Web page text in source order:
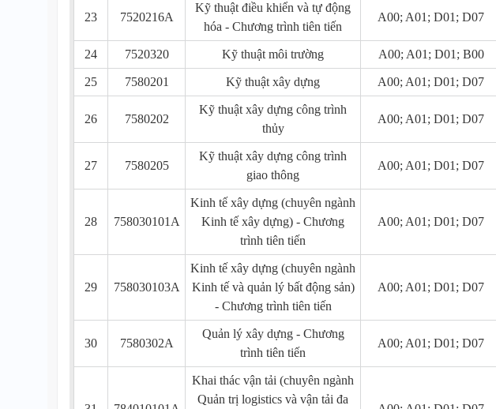
23 7520216A
Kỹ thuật điều khiển và tự động
hóa - Chương trình tiên tiến
A00; A01; D01; D07
24 7520320 Kỹ thuật môi trường A00; A01; D01; B00
25 7580201 Kỹ thuật xây dựng A00; A01; D01; D07
26 7580202
Kỹ thuật xây dựng công trình
thủy
A00; A01; D01; D07
27 7580205
Kỹ thuật xây dựng công trình
giao thông
A00; A01; D01; D07
28 758030101A
Kinh tế xây dựng (chuyên ngành
Kinh tế xây dựng) - Chương
trình tiên tiến
A00; A01; D01; D07
29 758030103A
Kinh tế xây dựng (chuyên ngành
Kinh tế và quản lý bất động sản)
- Chương trình tiên tiến
A00; A01; D01; D07
30 7580302A
Quản lý xây dựng - Chương
trình tiên tiến
A00; A01; D01; D07
Khai thác vận tải (chuyên ngành
Quản trị logistics và vận tải đa